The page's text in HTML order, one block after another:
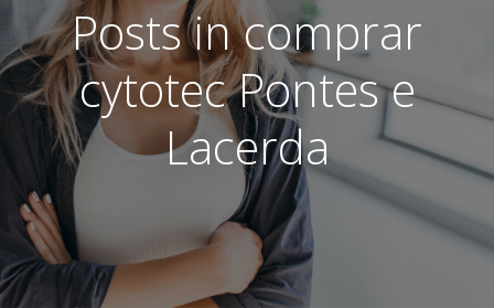
Posts in comprar
cytotec Pontes e
Lacerda